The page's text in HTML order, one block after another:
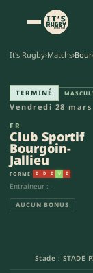
It's Rugby›Matchs›
Club
TERMINÉ
Vendredi 28 mars
FR
Club Sportif
Bourgoin-
Jallieu
FORME D D D V D
Entraineur : -
AUCUN BONUS
Stade : STADE